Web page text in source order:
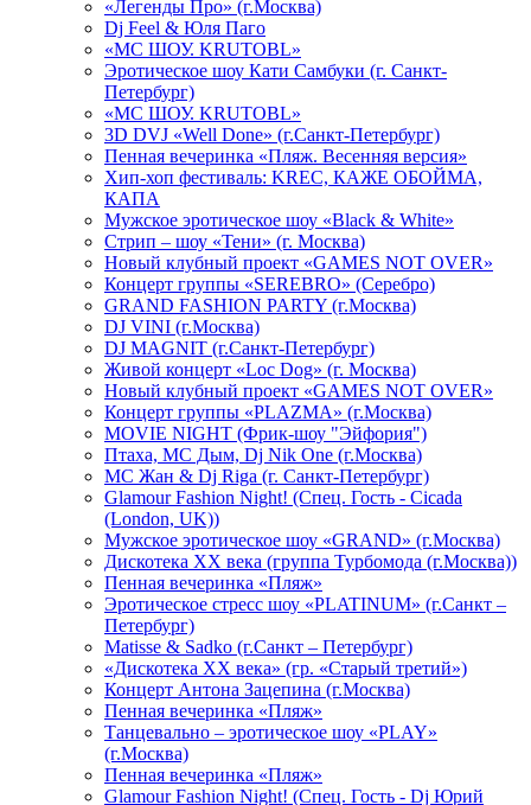
«Легенды Про» (г.Москва)
Dj Feel & Юля Паго
«МС ШОУ. KRUTOBL»
Эротическое шоу Кати Самбуки (г. Санкт-
Петербург)
«МС ШОУ. KRUTOBL»
3D DVJ «Well Done» (г.Санкт-Петербург)
Пенная вечеринка «Пляж. Весенняя версия»
Хип-хоп фестиваль: KREC, КАЖЕ ОБОЙМА,
КАПА
Мужское эротическое шоу «Black & White»
Стрип – шоу «Тени» (г. Москва)
Новый клубный проект «GAMES NOT OVER»
Концерт группы «SEREBRO» (Серебро)
GRAND FASHION PARTY (г.Москва)
DJ VINI (г.Москва)
DJ MAGNIT (г.Санкт-Петербург)
Живой концерт «Loc Dog» (г. Москва)
Новый клубный проект «GAMES NOT OVER»
Концерт группы «PLAZMA» (г.Москва)
MOVIE NIGHT (Фрик-шоу "Эйфория")
Птаха, МС Дым, Dj Nik One (г.Москва)
МС Жан & Dj Riga (г. Санкт-Петербург)
Glamour Fashion Night! (Спец. Гость - Cicada
(London, UK))
Мужское эротическое шоу «GRAND» (г.Москва)
Дискотека XX века (группа Турбомода (г.Москва))
Пенная вечеринка «Пляж»
Эротическое стресс шоу «PLATINUM» (г.Санкт –
Петербург)
Matisse & Sadko (г.Санкт – Петербург)
«Дискотека ХХ века» (гр. «Старый третий»)
Концерт Антона Зацепина (г.Москва)
Пенная вечеринка «Пляж»
Танцевально – эротическое шоу «PLAY»
(г.Москва)
Пенная вечеринка «Пляж»
Glamour Fashion Night! (Спец. Гость - Dj Юрий